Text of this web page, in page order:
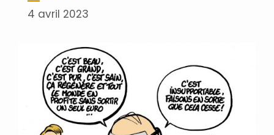
4 avril 2023